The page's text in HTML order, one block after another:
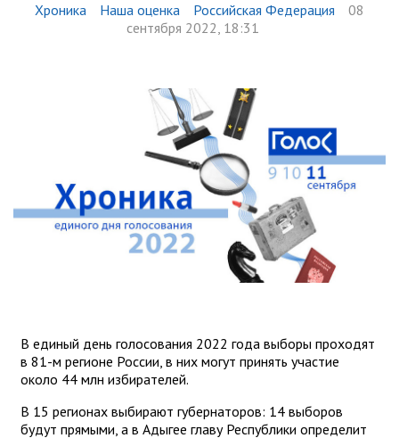
Хроника Наша оценка Российская Федерация
08
сентября 2022, 18:31
В единый день голосования 2022 года выборы проходят
в 81-м регионе России, в них могут принять участие
около 44 млн избирателей.
В 15 регионах выбирают губернаторов: 14 выборов
будут прямыми, а в Адыгее главу Республики определит